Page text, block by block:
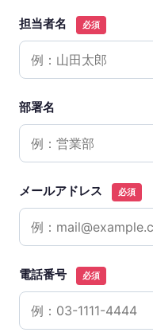
担当者名 必須
部署名
メールアドレス 必須
電話番号 必須